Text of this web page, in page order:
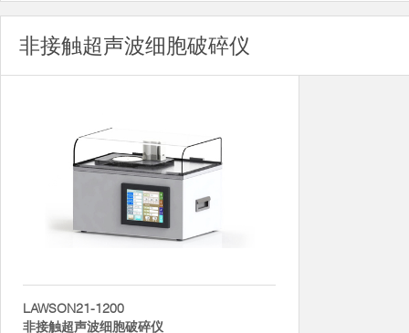
非接触超声波细胞破碎仪
LAWSON21-1200
非接触超声波细胞破碎仪